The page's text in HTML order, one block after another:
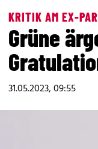
KRITIK AM EX-
Grüne
31.05.2023, 09:55